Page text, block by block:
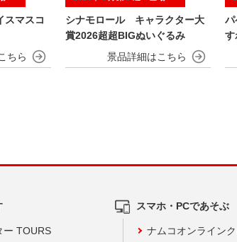
マスコ
シナモロール キャラクター大
賞2026超超BIGぬいぐるみ
す
ー TOURS
スマホ・PCであそぶ
ナムコオンライン